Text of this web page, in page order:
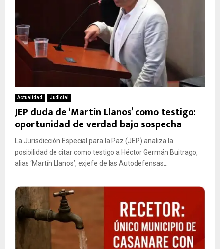
Actualidad Judicial
JEP duda de ‘Martín Llanos’ como testigo:
oportunidad de verdad bajo sospecha
La Jurisdicción Especial para la Paz (JEP) analiza la
posibilidad de citar como testigo a Héctor Germán Buitrago,
alias ‘Martín Llanos’, exjefe de las Autodefensas...